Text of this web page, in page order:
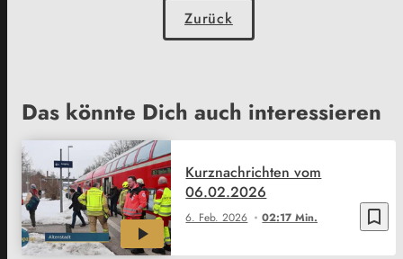
Zurück
Das könnte Dich auch interessieren
bookmark_border
6. Feb. 2026 02:17 Min.
Kurznachrichten vom
06.02.2026